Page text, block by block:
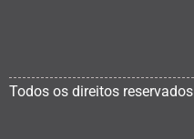
Todos os direitos reservados